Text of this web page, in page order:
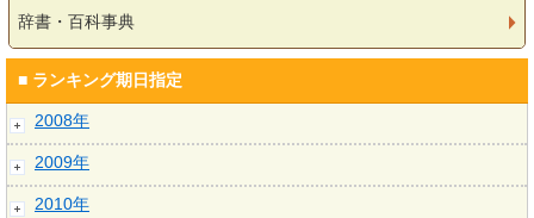
辞書・百科事典
■ ランキング期日指定
2008年
2009年
2010年